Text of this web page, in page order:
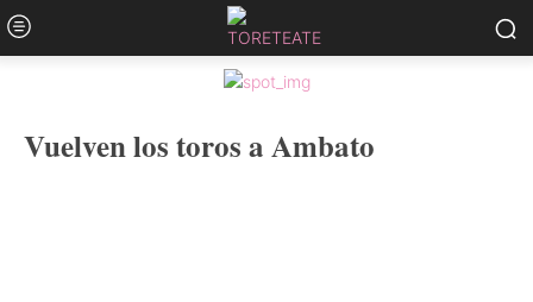
Vuelven los toros a Ambato